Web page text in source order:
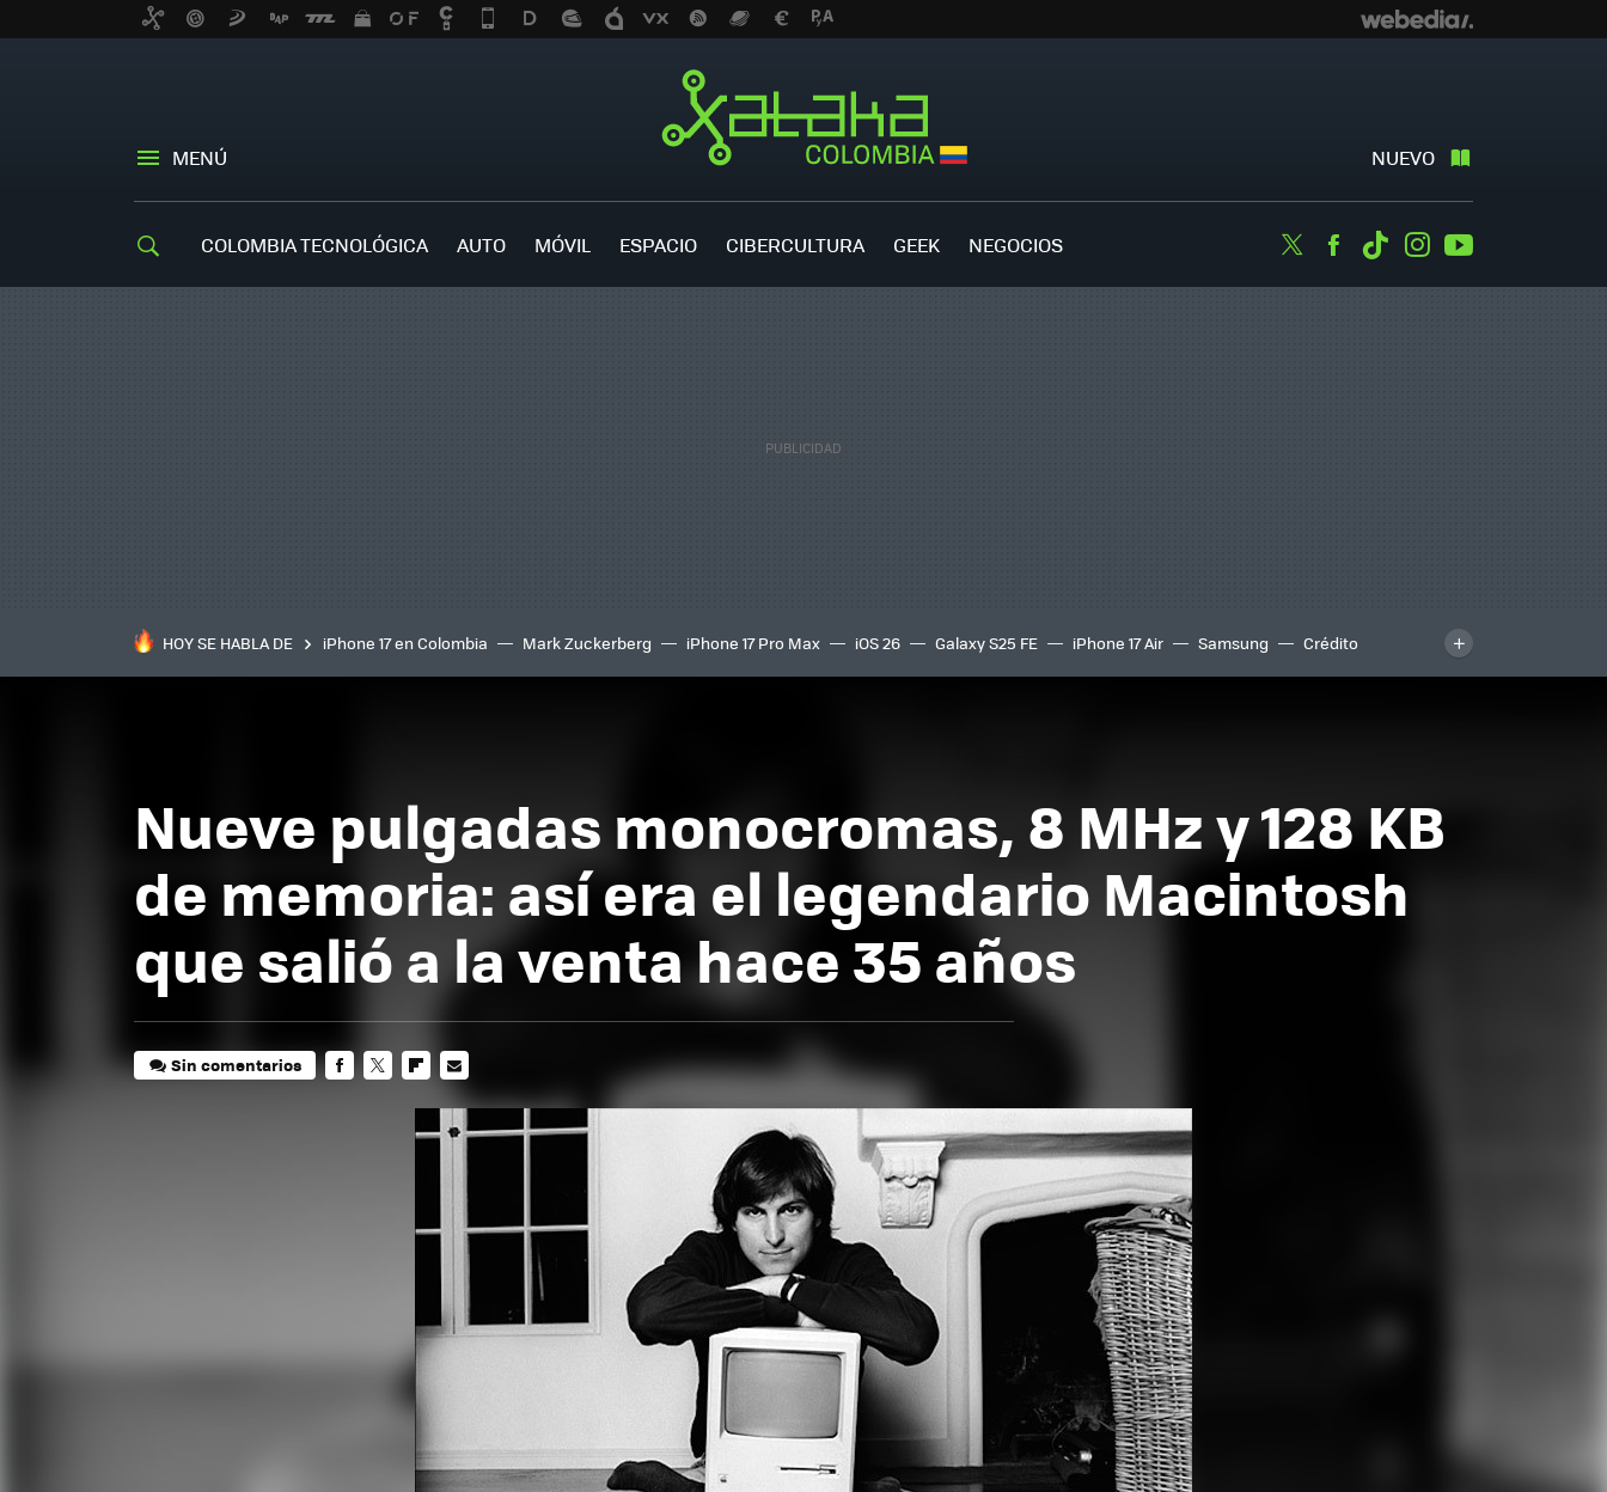
MENÚ NUEVO
COLOMBIA TECNOLÓGICA AUTO MÓVIL ESPACIO CIBERCULTURA GEEK NEGOCIOS TwitterFacebook
TiktokInstagram
HOY SE HABLA DE iPhone 17 en Colombia Mark Zuckerberg iPhone 17 Pro Max iOS 26 Galaxy S25 FE iPhone 17 Air Samsung
Crédito
inteligente
IA TCL C8K
Nueve pulgadas monocromas, 8 MHz y 128 KB
de memoria: así era el legendario Macintosh
que salió a la venta hace 35 años
Sin comentarios
FLIPBOARD
E-
MAIL